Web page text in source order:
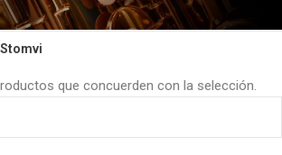
Stomvi
que concuerden con la selección.